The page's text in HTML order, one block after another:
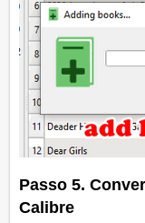
Passo 5.
Calibre